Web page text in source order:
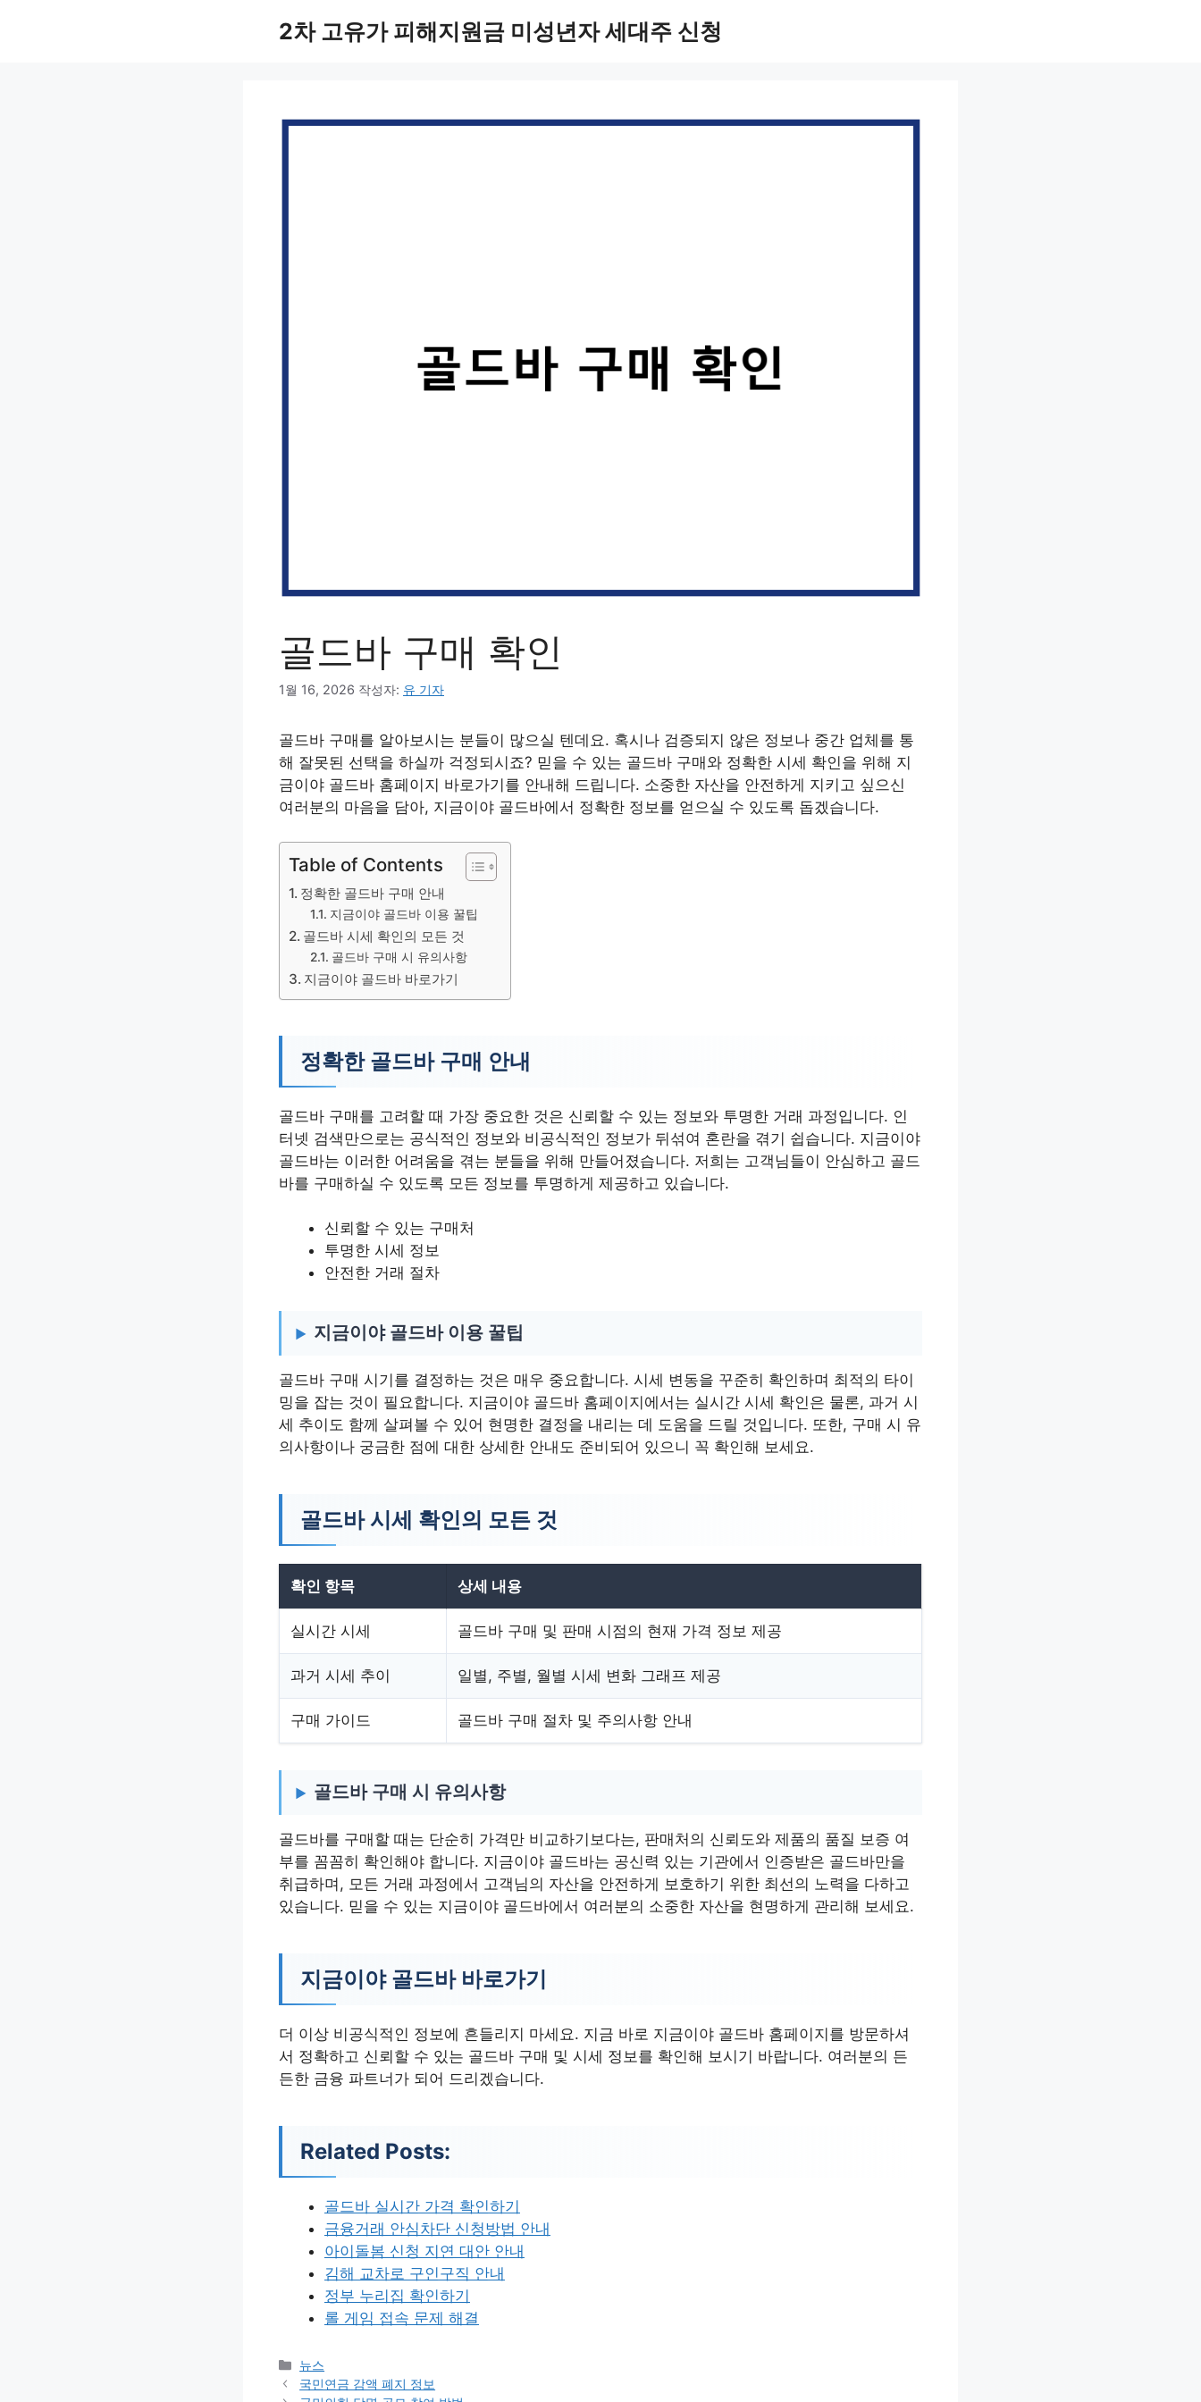
2차 고유가 피해지원금 미성년자 세대주 신청
골드바 구매 확인
1월 16, 2026 작성자: 유 기자
골드바 구매를 알아보시는 분들이 많으실 텐데요. 혹시나 검증되지 않은 정보나 중간 업체를 통
해 잘못된 선택을 하실까 걱정되시죠? 믿을 수 있는 골드바 구매와 정확한 시세 확인을 위해 지
금이야 골드바 홈페이지 바로가기를 안내해 드립니다. 소중한 자산을 안전하게 지키고 싶으신
여러분의 마음을 담아, 지금이야 골드바에서 정확한 정보를 얻으실 수 있도록 돕겠습니다.
Table of Contents
정확한 골드바 구매 안내
지금이야 골드바 이용 꿀팁
골드바 시세 확인의 모든 것
골드바 구매 시 유의사항
지금이야 골드바 바로가기
정확한 골드바 구매 안내
골드바 구매를 고려할 때 가장 중요한 것은 신뢰할 수 있는 정보와 투명한 거래 과정입니다. 인
터넷 검색만으로는 공식적인 정보와 비공식적인 정보가 뒤섞여 혼란을 겪기 쉽습니다. 지금이야
골드바는 이러한 어려움을 겪는 분들을 위해 만들어졌습니다. 저희는 고객님들이 안심하고 골드
바를 구매하실 수 있도록 모든 정보를 투명하게 제공하고 있습니다.
신뢰할 수 있는 구매처
투명한 시세 정보
안전한 거래 절차
지금이야 골드바 이용 꿀팁
골드바 구매 시기를 결정하는 것은 매우 중요합니다. 시세 변동을 꾸준히 확인하며 최적의 타이
밍을 잡는 것이 필요합니다. 지금이야 골드바 홈페이지에서는 실시간 시세 확인은 물론, 과거 시
세 추이도 함께 살펴볼 수 있어 현명한 결정을 내리는 데 도움을 드릴 것입니다. 또한, 구매 시 유
의사항이나 궁금한 점에 대한 상세한 안내도 준비되어 있으니 꼭 확인해 보세요.
골드바 시세 확인의 모든 것
확인 항목 상세 내용
실시간 시세 골드바 구매 및 판매 시점의 현재 가격 정보 제공
과거 시세 추이 일별, 주별, 월별 시세 변화 그래프 제공
구매 가이드 골드바 구매 절차 및 주의사항 안내
골드바 구매 시 유의사항
골드바를 구매할 때는 단순히 가격만 비교하기보다는, 판매처의 신뢰도와 제품의 품질 보증 여
부를 꼼꼼히 확인해야 합니다. 지금이야 골드바는 공신력 있는 기관에서 인증받은 골드바만을
취급하며, 모든 거래 과정에서 고객님의 자산을 안전하게 보호하기 위한 최선의 노력을 다하고
있습니다. 믿을 수 있는 지금이야 골드바에서 여러분의 소중한 자산을 현명하게 관리해 보세요.
지금이야 골드바 바로가기
더 이상 비공식적인 정보에 흔들리지 마세요. 지금 바로 지금이야 골드바 홈페이지를 방문하셔
서 정확하고 신뢰할 수 있는 골드바 구매 및 시세 정보를 확인해 보시기 바랍니다. 여러분의 든
든한 금융 파트너가 되어 드리겠습니다.
Related Posts:
골드바 실시간 가격 확인하기
금융거래 안심차단 신청방법 안내
아이돌봄 신청 지연 대안 안내
김해 교차로 구인구직 안내
정부 누리집 확인하기
롤 게임 접속 문제 해결
카
테
뉴스
국민연금 감액 폐지 정보